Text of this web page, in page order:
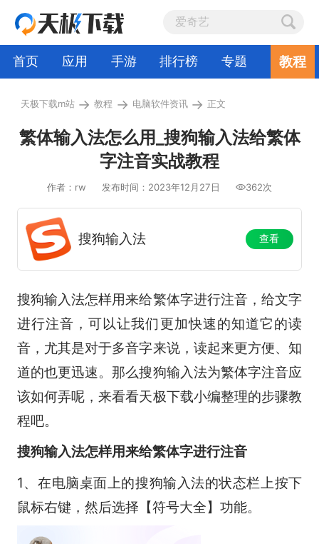
首页 应用 手游 排行榜 专题 教程
天极下载m站 → 教程 → 电脑软件资讯 → 正文
繁体输入法怎么用_搜狗输入法给繁体
字注音实战教程
作者：rw 发布时间：2023年12月27日 362次
搜狗输入法 查看
搜狗输入法怎样用来给繁体字进行注音，给文字
进行注音，可以让我们更加快速的知道它的读
音，尤其是对于多音字来说，读起来更方便、知
道的也更迅速。那么搜狗输入法为繁体字注音应
该如何弄呢，来看看天极下载小编整理的步骤教
程吧。
搜狗输入法怎样用来给繁体字进行注音
1、在电脑桌面上的搜狗输入法的状态栏上按下
鼠标右键，然后选择【符号大全】功能。